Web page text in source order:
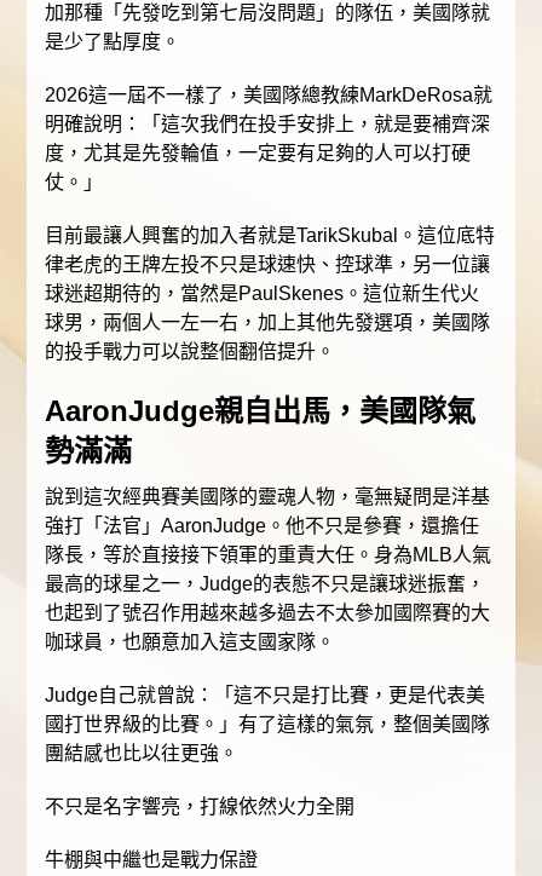
加那種「先發吃到第七局沒問題」的隊伍，美國隊就
是少了點厚度。
2026這一屆不一樣了，美國隊總教練MarkDeRosa就
明確說明：「這次我們在投手安排上，就是要補齊深
度，尤其是先發輪值，一定要有足夠的人可以打硬
仗。」
目前最讓人興奮的加入者就是TarikSkubal。這位底特
律老虎的王牌左投不只是球速快、控球準，另一位讓
球迷超期待的，當然是PaulSkenes。這位新生代火
球男，兩個人一左一右，加上其他先發選項，美國隊
的投手戰力可以說整個翻倍提升。
AaronJudge親自出馬，美國隊氣
勢滿滿
說到這次經典賽美國隊的靈魂人物，毫無疑問是洋基
強打「法官」AaronJudge。他不只是參賽，還擔任
隊長，等於直接接下領軍的重責大任。身為MLB人氣
最高的球星之一，Judge的表態不只是讓球迷振奮，
也起到了號召作用越來越多過去不太參加國際賽的大
咖球員，也願意加入這支國家隊。
Judge自己就曾說：「這不只是打比賽，更是代表美
國打世界級的比賽。」有了這樣的氣氛，整個美國隊
團結感也比以往更強。
不只是名字響亮，打線依然火力全開
牛棚與中繼也是戰力保證